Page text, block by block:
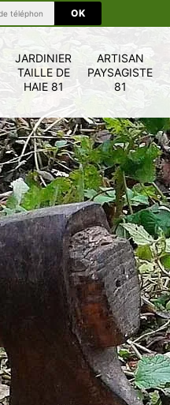
JARDINIER
TAILLE DE
HAIE 81
ARTISAN
PAYSAGISTE
81